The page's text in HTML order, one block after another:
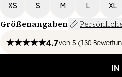
XS S M L XL
Größenangaben
4.7von 5 ( 130